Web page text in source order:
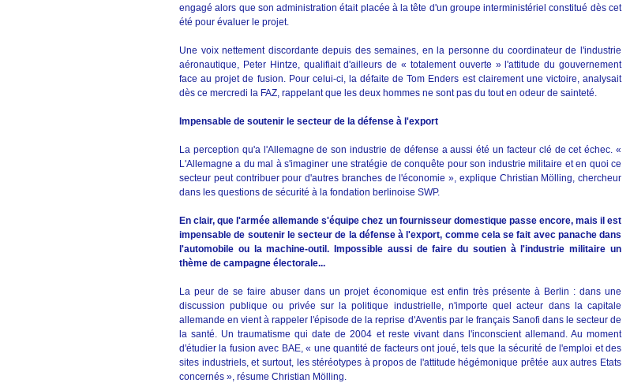
engagé alors que son administration était placée à la tête d'un groupe interministériel constitué dès cet
été pour évaluer le projet.
Une voix nettement discordante depuis des semaines, en la personne du coordinateur de l'industrie
aéronautique, Peter Hintze, qualifiait d'ailleurs de « totalement ouverte » l'attitude du gouvernement
face au projet de fusion. Pour celui-ci, la défaite de Tom Enders est clairement une victoire, analysait
dès ce mercredi la FAZ, rappelant que les deux hommes ne sont pas du tout en odeur de sainteté.
Impensable de soutenir le secteur de la défense à l'export
La perception qu'a l'Allemagne de son industrie de défense a aussi été un facteur clé de cet échec. «
L'Allemagne a du mal à s'imaginer une stratégie de conquête pour son industrie militaire et en quoi ce
secteur peut contribuer pour d'autres branches de l'économie », explique Christian Mölling, chercheur
dans les questions de sécurité à la fondation berlinoise SWP.
En clair, que l'armée allemande s'équipe chez un fournisseur domestique passe encore, mais il est
impensable de soutenir le secteur de la défense à l'export, comme cela se fait avec panache dans
l'automobile ou la machine-outil. Impossible aussi de faire du soutien à l'industrie militaire un
thème de campagne électorale...
La peur de se faire abuser dans un projet économique est enfin très présente à Berlin : dans une
discussion publique ou privée sur la politique industrielle, n'importe quel acteur dans la capitale
allemande en vient à rappeler l'épisode de la reprise d'Aventis par le français Sanofi dans le secteur de
la santé. Un traumatisme qui date de 2004 et reste vivant dans l'inconscient allemand. Au moment
d'étudier la fusion avec BAE, « une quantité de facteurs ont joué, tels que la sécurité de l'emploi et des
sites industriels, et surtout, les stéréotypes à propos de l'attitude hégémonique prêtée aux autres Etats
concernés », résume Christian Mölling.